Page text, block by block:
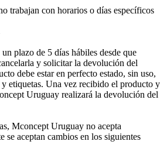
trabajan con horarios o días específicos
plazo de 5 días hábiles desde que
y solicitar la devolución del
debe estar en perfecto estado, sin uso,
etiquetas. Una vez recibido el producto y
Uruguay realizará la devolución del
Mconcept Uruguay no acepta
se aceptan cambios en los siguientes